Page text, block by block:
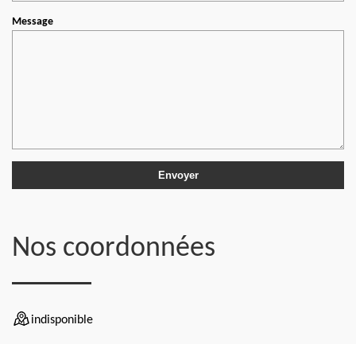
Message
Nos coordonnées
indisponible